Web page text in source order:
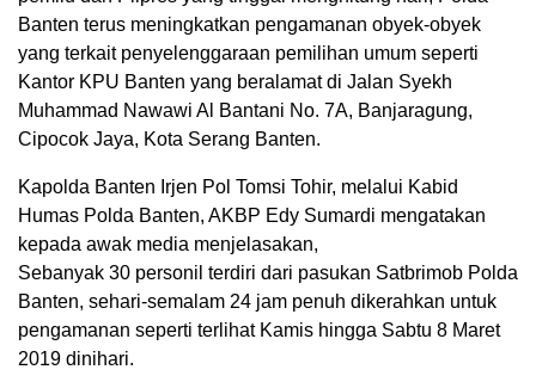
Banten terus meningkatkan pengamanan obyek-obyek
yang terkait penyelenggaraan pemilihan umum seperti
Kantor KPU Banten yang beralamat di Jalan Syekh
Muhammad Nawawi Al Bantani No. 7A, Banjaragung,
Cipocok Jaya, Kota Serang Banten.
Kapolda Banten Irjen Pol Tomsi Tohir, melalui Kabid
Humas Polda Banten, AKBP Edy Sumardi mengatakan
kepada awak media menjelasakan,
Sebanyak 30 personil terdiri dari pasukan Satbrimob Polda
Banten, sehari-semalam 24 jam penuh dikerahkan untuk
pengamanan seperti terlihat Kamis hingga Sabtu 8 Maret
2019 dinihari.